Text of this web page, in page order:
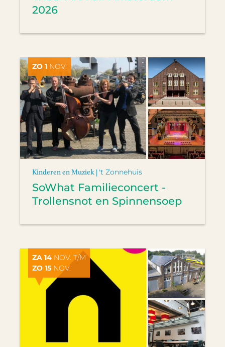
2026
ZO 1 NOV.
Kinderen en Muziek | 't Zonnehuis
SoWhat Familieconcert -
Trollensnot en Spinnensoep
ZA 14 NOV. T/M
ZO 15 NOV.